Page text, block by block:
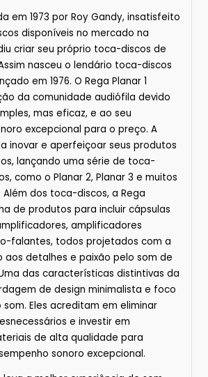
em 1973 por Roy Gandy, insatisfeito
disponíveis no mercado na
criar seu próprio toca-discos de
nasceu o lendário toca-discos
em 1976. O Rega Planar 1
da comunidade audiófila devido
mas eficaz, e ao seu
excepcional para o preço. A
inovar e aperfeiçoar seus produtos
lançando uma série de toca-
como o Planar 2, Planar 3 e muitos
dos toca-discos, a Rega
de produtos para incluir cápsulas
amplificadores
falantes, todos projetados com a
aos detalhes e paixão pelo som de
das características distintivas da
de design minimalista e foco
Eles acreditam em eliminar
e investir em
de alta qualidade para
sonoro excepcional.